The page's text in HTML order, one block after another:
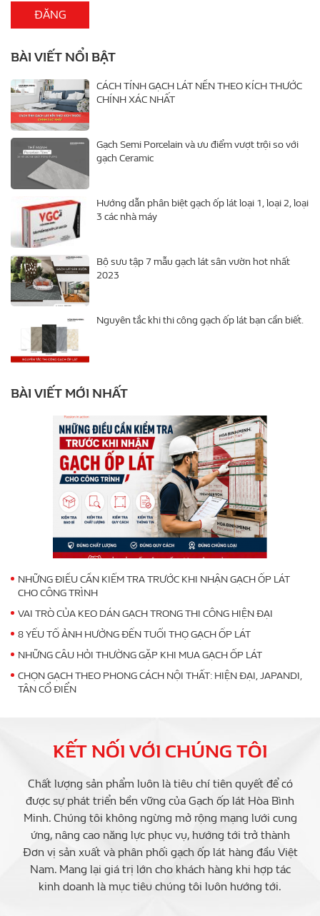
BÀI VIẾT NỔI BẬT
CÁCH TÍNH GẠCH LÁT NỀN THEO KÍCH THƯỚC
CHÍNH XÁC NHẤT
Gạch Semi Porcelain và ưu điểm vượt trội so với
gạch Ceramic
Hướng dẫn phân biệt gạch ốp lát loại 1, loại 2, loại
3 các nhà máy
Bộ sưu tập 7 mẫu gạch lát sân vườn hot nhất
2023
Nguyên tắc khi thi công gạch ốp lát bạn cần biết.
BÀI VIẾT MỚI NHẤT
NHỮNG ĐIỀU CẦN KIỂM TRA TRƯỚC KHI NHẬN GẠCH ỐP LÁT
CHO CÔNG TRÌNH
VAI TRÒ CỦA KEO DÁN GẠCH TRONG THI CÔNG HIỆN ĐẠI
8 YẾU TỐ ẢNH HƯỞNG ĐẾN TUỔI THỌ GẠCH ỐP LÁT
NHỮNG CÂU HỎI THƯỜNG GẶP KHI MUA GẠCH ỐP LÁT
CHỌN GẠCH THEO PHONG CÁCH NỘI THẤT: HIỆN ĐẠI, JAPANDI,
TÂN CỔ ĐIỂN
KẾT NỐI VỚI CHÚNG TÔI
Chất lượng sản phẩm luôn là tiêu chí tiên quyết để có
được sự phát triển bền vững của Gạch ốp lát Hòa Bình
Minh. Chúng tôi không ngừng mở rộng mạng lưới cung
ứng, nâng cao năng lực phục vụ, hướng tới trở thành
Đơn vị sản xuất và phân phối gạch ốp lát hàng đầu Việt
Nam. Mang lại giá trị lớn cho khách hàng khi hợp tác
kinh doanh là mục tiêu chúng tôi luôn hướng tới.